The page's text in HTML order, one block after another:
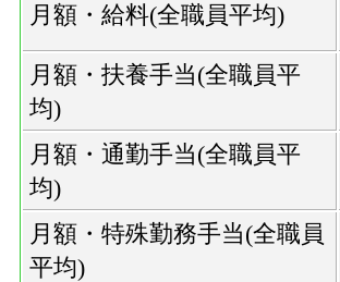
月額・給料(全職員平均)
月額・扶養手当(全職員平
均)
月額・通勤手当(全職員平
均)
月額・特殊勤務手当(全職員
平均)